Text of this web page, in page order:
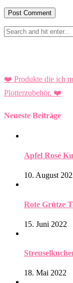
❤️ Produkte die ich
Plotterzubehör. ❤️
Neueste Beiträge
Apfel Rosé
10. August
Rote Grütze
15. Juni 2022
18. Mai 2022